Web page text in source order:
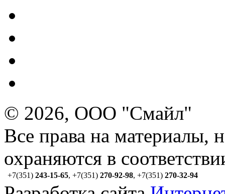
© 2026, ООО "Смайл"
Все права на материалы,
охраняются в
+7(351) 243-15-65, +7(351) 270-92-98, +7(351) 270-32-94